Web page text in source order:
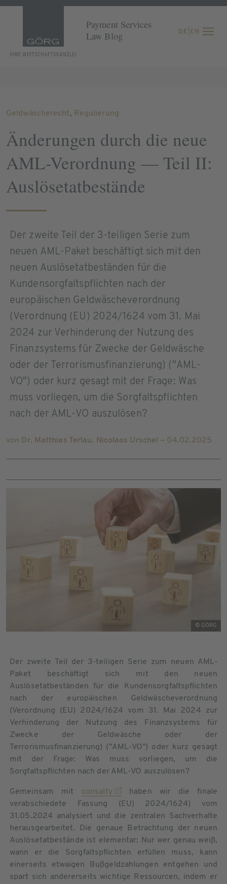
Payment Services
Law Blog
DE EN
Geldwäscherecht, Regulierung
Änderungen durch die neue
AML-Verordnung — Teil II:
Auslösetatbestände
Der zweite Teil der 3-teiligen Serie zum
neuen AML-Paket beschäftigt sich mit den
neuen Auslösetatbeständen für die
Kundensorgfaltspflichten nach der
europäischen Geldwäscheverordnung
(Verordnung (EU) 2024/1624 vom 31. Mai
2024 zur Verhinderung der Nutzung des
Finanzsystems für Zwecke der Geldwäsche
oder der Terrorismusfinanzierung) ("AML-
VO") oder kurz gesagt mit der Frage: Was
muss vorliegen, um die Sorgfaltspflichten
nach der AML-VO auszulösen?
von Dr. Matthias Terlau, Nicolaos Urschel — 04.02.2025
© GÖRG
Der zweite Teil der 3-teiligen Serie zum neuen AML-
Paket beschäftigt sich mit den neuen
Auslösetatbeständen für die Kundensorgfaltspflichten
nach der europäischen Geldwäscheverordnung
(Verordnung (EU) 2024/1624 vom 31. Mai 2024 zur
Verhinderung der Nutzung des Finanzsystems für
Zwecke der Geldwäsche oder der
Terrorismusfinanzierung) ("AML-VO") oder kurz gesagt
mit der Frage: Was muss vorliegen, um die
Sorgfaltspflichten nach der AML-VO auszulösen?
Gemeinsam mit consalty
haben wir die finale
verabschiedete Fassung (EU) 2024/1624) vom
31.05.2024 analysiert und die zentralen Sachverhalte
herausgearbeitet. Die genaue Betrachtung der neuen
Auslösetatbestände ist elementar: Nur wer genau weiß,
wann er die Sorgfaltspflichten erfüllen muss, kann
einerseits etwaigen Bußgeldzahlungen entgehen und
spart sich andererseits wichtige Ressourcen, indem er